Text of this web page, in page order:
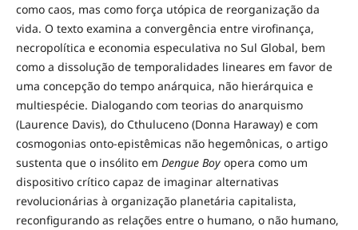
como caos, mas como força utópica de reorganização da
vida. O texto examina a convergência entre virofinança,
necropolítica e economia especulativa no Sul Global, bem
como a dissolução de temporalidades lineares em favor de
uma concepção do tempo anárquica, não hierárquica e
multiespécie. Dialogando com teorias do anarquismo
(Laurence Davis), do Cthuluceno (Donna Haraway) e com
cosmogonias onto-epistêmicas não hegemônicas, o artigo
sustenta que o insólito em Dengue Boyopera como um
dispositivo crítico capaz de imaginar alternativas
revolucionárias à organização planetária capitalista,
reconfigurando as relações entre o humano, o não humano,